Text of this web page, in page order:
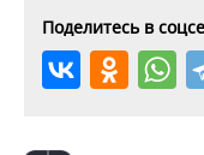
Поделитесь в